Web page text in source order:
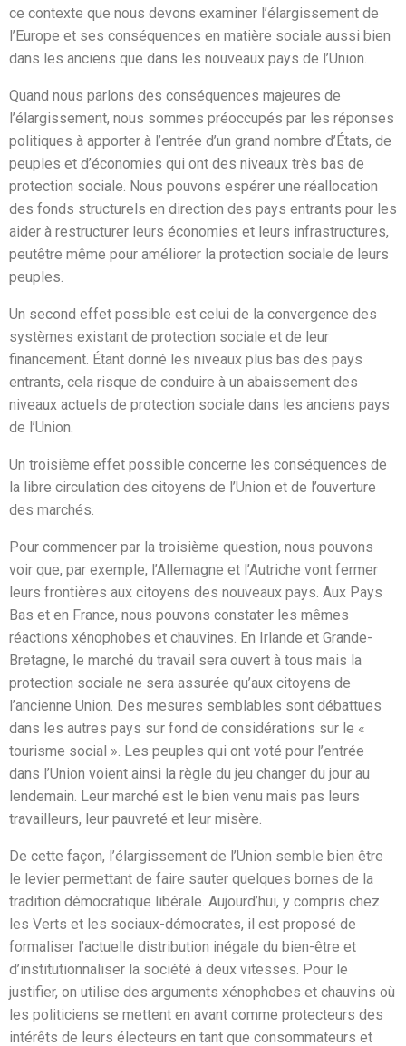
ce contexte que nous devons examiner l’élargissement de
l’Europe et ses conséquences en matière sociale aussi bien
dans les anciens que dans les nouveaux pays de l’Union.
Quand nous parlons des conséquences majeures de
l’élargissement, nous sommes préoccupés par les réponses
politiques à apporter à l’entrée d’un grand nombre d’États, de
peuples et d’économies qui ont des niveaux très bas de
protection sociale. Nous pouvons espérer une réallocation
des fonds structurels en direction des pays entrants pour les
aider à restructurer leurs économies et leurs infrastructures,
peutêtre même pour améliorer la protection sociale de leurs
peuples.
Un second effet possible est celui de la convergence des
systèmes existant de protection sociale et de leur
financement. Étant donné les niveaux plus bas des pays
entrants, cela risque de conduire à un abaissement des
niveaux actuels de protection sociale dans les anciens pays
de l’Union.
Un troisième effet possible concerne les conséquences de
la libre circulation des citoyens de l’Union et de l’ouverture
des marchés.
Pour commencer par la troisième question, nous pouvons
voir que, par exemple, l’Allemagne et l’Autriche vont fermer
leurs frontières aux citoyens des nouveaux pays. Aux Pays
Bas et en France, nous pouvons constater les mêmes
réactions xénophobes et chauvines. En Irlande et Grande-
Bretagne, le marché du travail sera ouvert à tous mais la
protection sociale ne sera assurée qu’aux citoyens de
l’ancienne Union. Des mesures semblables sont débattues
dans les autres pays sur fond de considérations sur le «
tourisme social ». Les peuples qui ont voté pour l’entrée
dans l’Union voient ainsi la règle du jeu changer du jour au
lendemain. Leur marché est le bien venu mais pas leurs
travailleurs, leur pauvreté et leur misère.
De cette façon, l’élargissement de l’Union semble bien être
le levier permettant de faire sauter quelques bornes de la
tradition démocratique libérale. Aujourd’hui, y compris chez
les Verts et les sociaux-démocrates, il est proposé de
formaliser l’actuelle distribution inégale du bien-être et
d’institutionnaliser la société à deux vitesses. Pour le
justifier, on utilise des arguments xénophobes et chauvins où
les politiciens se mettent en avant comme protecteurs des
intérêts de leurs électeurs en tant que consommateurs et